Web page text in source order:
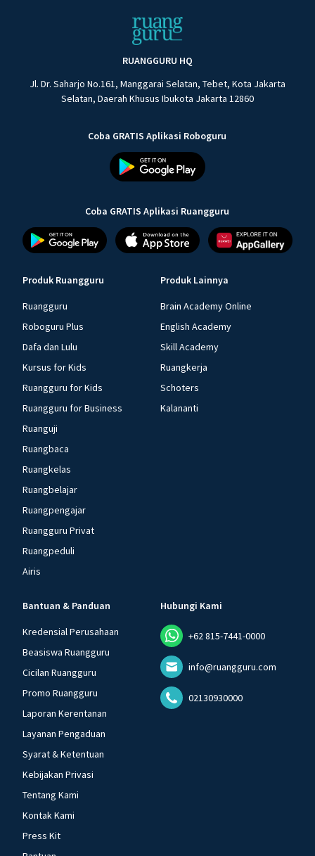
RUANGGURU HQ
Jl. Dr. Saharjo No.161, Manggarai Selatan, Tebet, Kota Jakarta
Selatan, Daerah Khusus Ibukota Jakarta 12860
Coba GRATIS Aplikasi Roboguru
Coba GRATIS Aplikasi Ruangguru
Produk Ruangguru
Ruangguru
Roboguru Plus
Dafa dan Lulu
Kursus for Kids
Ruangguru for Kids
Ruangguru for Business
Ruanguji
Ruangbaca
Ruangkelas
Ruangbelajar
Ruangpengajar
Ruangguru Privat
Ruangpeduli
Airis
Produk Lainnya
Brain Academy Online
English Academy
Skill Academy
Ruangkerja
Schoters
Kalananti
Bantuan & Panduan
Kredensial Perusahaan
Beasiswa Ruangguru
Cicilan Ruangguru
Promo Ruangguru
Laporan Kerentanan
Layanan Pengaduan
Syarat & Ketentuan
Kebijakan Privasi
Tentang Kami
Kontak Kami
Press Kit
Hubungi Kami
+62 815-7441-0000
info@ruangguru.com
02130930000